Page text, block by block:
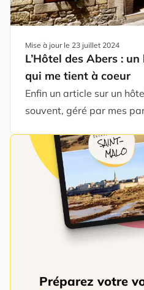
Mise à jour le 23 juillet 2024
L’Hôtel des Abers :
qui me tient à coeur
Enfin un article sur un
souvent, géré par mes
Préparez votre